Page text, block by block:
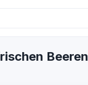
Beeren